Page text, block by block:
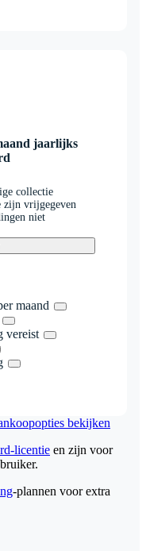
jaarlijks
collectie
zijn vrijgegeven
niet
maand
vereist
bekijken
licentie en zijn voor
-plannen voor extra